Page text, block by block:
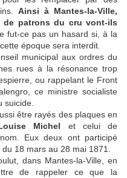
Ainsi à Mantes-la-Ville,
de patrons du cru vont-ils
fut-ce pas un hasard si, à la
époque sera interdit.
municipal aux ordres du
rues à la résonance trop
ou rappelant le Front
ce ministre socialiste
suicide.
être rayés des plaques en
Michel et celui de
Eux deux ont participé
du 18 mars au 28 mai 1871.
dans Mantes-la-Ville, en
de rappeler ce que la